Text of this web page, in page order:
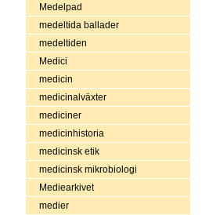
Medelpad
medeltida ballader
medeltiden
Medici
medicin
medicinalväxter
mediciner
medicinhistoria
medicinsk etik
medicinsk mikrobiologi
Mediearkivet
medier